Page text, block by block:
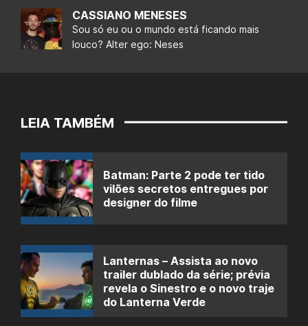
CASSIANO MENESES
Sou só eu ou o mundo está ficando mais
louco? Alter ego: Neses
LEIA TAMBÉM
Batman: Parte 2 pode ter tido
vilões secretos entregues por
designer do filme
Lanternas – Assista ao novo
trailer dublado da série; prévia
revela o Sinestro e o novo traje
do Lanterna Verde